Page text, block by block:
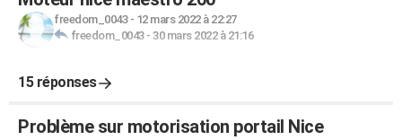
freedom_0043- 12 mars 2022 à 22:27
freedom_0043- 30 mars 2022 à 21:16
15 réponses
Problème sur motorisation portail Nice